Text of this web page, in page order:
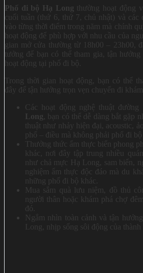
Phố đi bộ Hạ Long thường hoạt động
cuối tuần (thứ 6, thứ 7, chủ nhật) và các
vào từng thời điểm trong năm mà chính
hoạt động để phù hợp với nhu cầu của
gian mở cửa thường từ 18h00 – 23h00,
tưởng để bạn có thể tham gia, tận hưởng
hoạt động tại phố đi bộ.
Trong thời gian hoạt động, bạn có thể
đây để tận hưởng trọn vẹn chuyến đi
Các hoạt động nghệ thuật đường
Long , bạn có thể dễ dàng bắt gặp
thuật như nhảy hiện đại, acoustic,
phố – điều mà không phải phố đi bộ
Thưởng thức ẩm thực biển phong
khác, nơi đây tập trung nhiều
như chả mực Hạ Long, sam biển,
nghiệm ẩm thực độc đáo mà du
những phố đi bộ khác.
Mua sắm quà lưu niệm, đồ thủ
người thân hoặc khám phá chợ
đó.
Ngắm nhìn toàn cảnh và tận
Long, nhịp sống sôi động của thành